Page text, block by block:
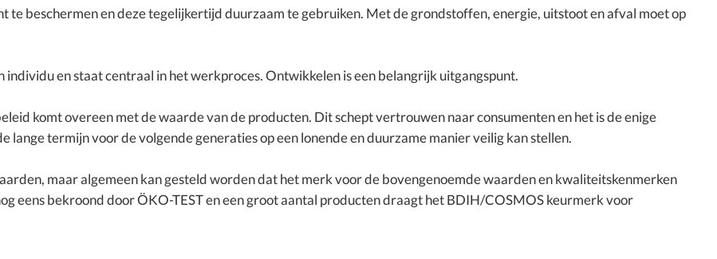
te beschermen en deze tegelijkertijd duurzaam te gebruiken. Met de grondstoffen, energie, uitstoot en afval moet op
en staat centraal in het werkproces. Ontwikkelen is een belangrijk uitgangspunt.
komt overeen met de waarde van de producten. Dit schept vertrouwen naar consumenten en het is de enige
termijn voor de volgende generaties op een lonende en duurzame manier veilig kan stellen.
maar algemeen kan gesteld worden dat het merk voor de bovengenoemde waarden en kwaliteitskenmerken
eens bekroond door ÖKO-TEST en een groot aantal producten draagt het BDIH/COSMOS keurmerk voor